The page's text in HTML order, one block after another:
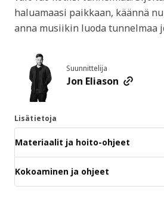
haluamaasi paikkaan, käännä
anna musiikin luoda tunnelmaa
Suunnittelija
Jon Eliason
Lisätietoja
Materiaalit ja hoito-ohjeet
Kokoaminen ja ohjeet